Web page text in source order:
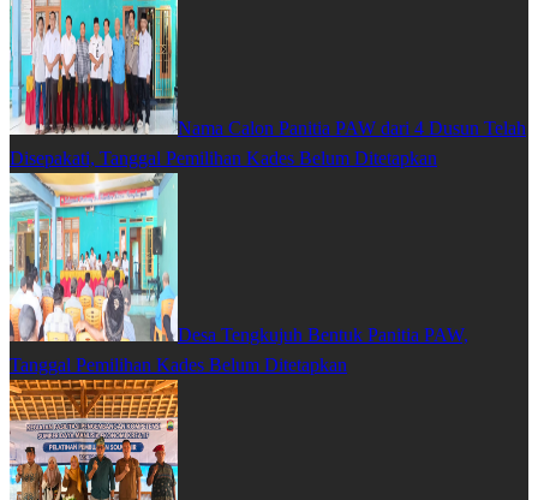
Nama Calon Panitia PAW dari 4 Dusun Telah
Disepakati, Tanggal Pemilihan Kades Belum Ditetapkan
Desa Tengkujuh Bentuk Panitia PAW,
Tanggal Pemilihan Kades Belum Ditetapkan